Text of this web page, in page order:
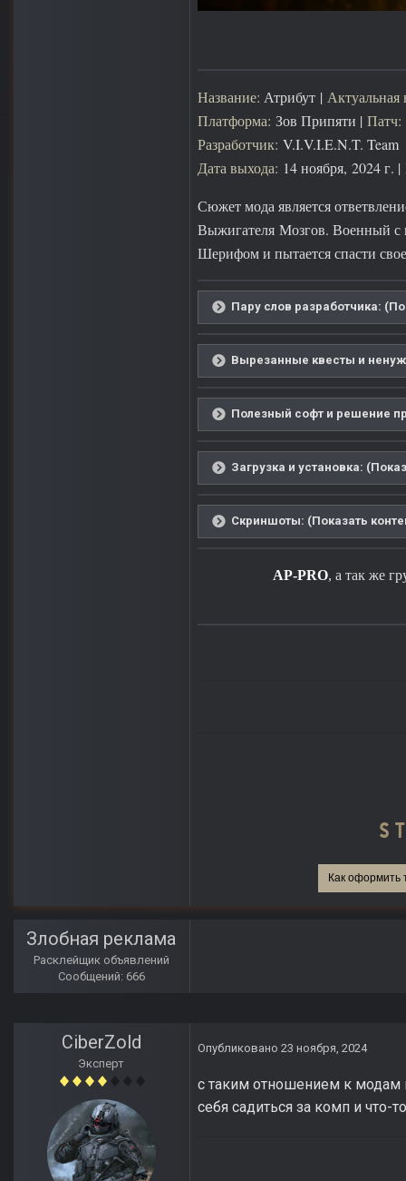
Название: Атрибут | Актуальная
Платформа: Зов Припяти | Патч:
Разработчик: V.I.V.I.E.N.T. Team
Дата выхода: 14 ноября, 2024 г. |
Сюжет мода является
Выжигателя Мозгов. Военный с
Шерифом и пытается спасти
Пару слов разработчика:
Вырезанные квесты и
Полезный софт и решение
Загрузка и установка:
Скриншоты: (Показать
AP-PRO, а так же
Как оформить
Злобная реклама
Расклейщик объявлений
Сообщений: 666
CiberZold
Эксперт
Опубликовано 23 ноября, 2024
с таким отношением к модам
себя садиться за комп и что-